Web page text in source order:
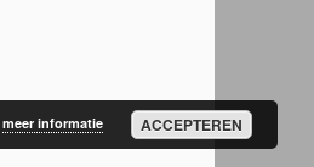
meer informatie ACCEPTEREN